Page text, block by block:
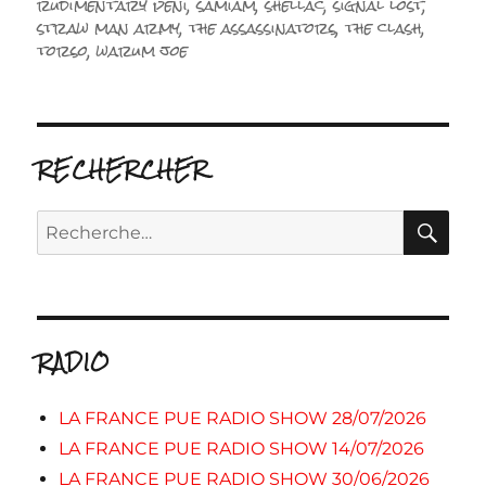
straw man army,the assassinators,the clash,
torso,warum joe
RECHERCHER
Recherche
pour :
RADIO
LA FRANCE PUE RADIO SHOW 28/07/2026
LA FRANCE PUE RADIO SHOW 14/07/2026
LA FRANCE PUE RADIO SHOW 30/06/2026